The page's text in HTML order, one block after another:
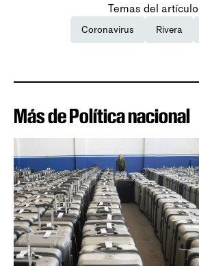
Temas del artículo
Coronavirus Rivera
Más de Política nacional